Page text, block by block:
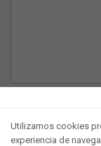
Utilizamos cookies
experiencia de